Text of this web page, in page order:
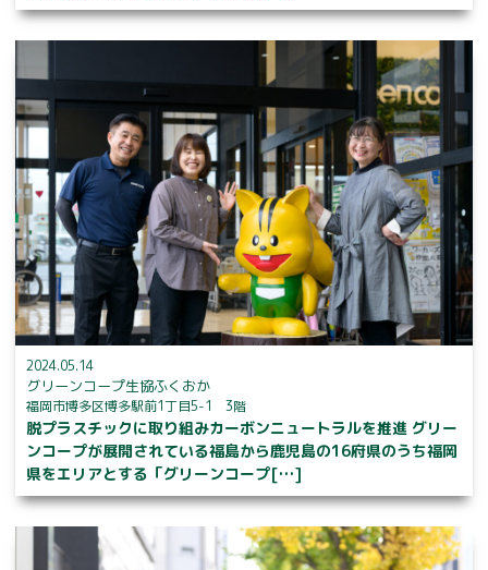
2024.05.14
グリーンコープ生協ふくおか
福岡市博多区博多駅前1丁目5-1 3階
脱プラスチックに取り組みカーボンニュートラルを推進 グリー
ンコープが展開されている福島から鹿児島の16府県のうち福岡
県をエリアとする「グリーンコープ[…]